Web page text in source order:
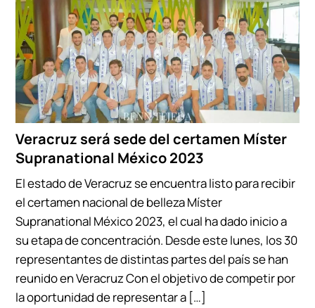
Veracruz será sede del certamen Míster
Supranational México 2023
El estado de Veracruz se encuentra listo para recibir
el certamen nacional de belleza Míster
Supranational México 2023, el cual ha dado inicio a
su etapa de concentración. Desde este lunes, los 30
representantes de distintas partes del país se han
reunido en Veracruz Con el objetivo de competir por
la oportunidad de representar a […]